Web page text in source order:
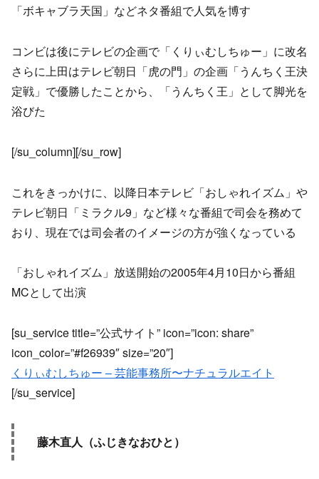
「ボキャブラ天国」などネタ番組で人気を博す
コンビは後にテレビの企画で「くりぃむしちゅー」に改名
さらに上田はテレビ朝日「虎の門」の企画「うんちく王決
定戦」で優勝したことから、「うんちく王」として脚光を
浴びた
[/su_column][/su_row]
これをきっかけに、以降日本テレビ「おしゃれイズム」や
テレビ朝日「ミラクル9」など様々な番組で司会を務めて
おり、現在では司会者のイメージの方が強くなっている
「おしゃれイズム」放送開始の2005年4月10日から番組
MCとして出演
[su_service title=”公式サイト” icon=”icon: share”
icon_color=”#f26939″ size=”20″]
くりぃむしちゅー – 芸能事務所〜ナチュラルエイト
[/su_service]
藤木直人（ふじきなおひと）